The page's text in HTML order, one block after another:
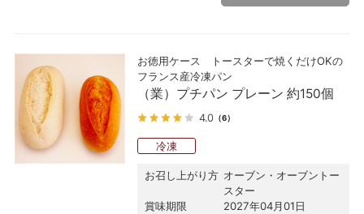
お徳用ケース トースターで焼くだけOKの
フランス産冷凍パン
（業）プチパン プレーン 約150個
4.0 （6）
冷凍
お召し上がり方 オーブン・オーブントー
スター
賞味期限
2027年04月01日